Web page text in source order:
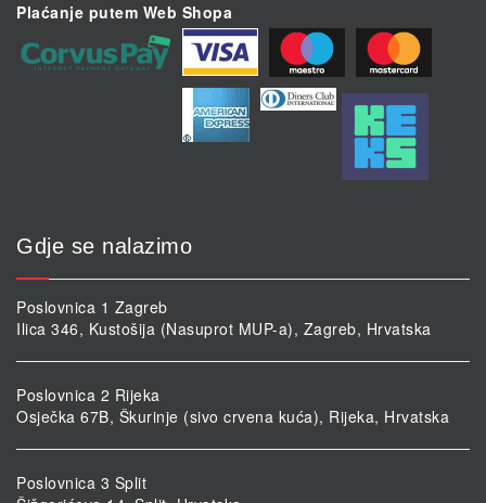
Plaćanje putem Web Shopa
Gdje se nalazimo
Poslovnica 1 Zagreb
Ilica 346, Kustošija (Nasuprot MUP-a), Zagreb, Hrvatska
Poslovnica 2 Rijeka
Osječka 67B, Škurinje (sivo crvena kuća), Rijeka, Hrvatska
Poslovnica 3 Split